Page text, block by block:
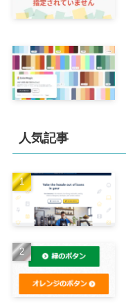
人気記事